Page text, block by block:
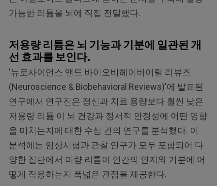
가능한 리튬을 뇌에 직접 전달했다.
저용량 리튬은 뇌 기능과 기분에 일관된 개
선 효과를 보인다.
'뉴로사이언스 앤드 바이오비헤이비어럴 리뷰즈
(Neuroscience & Biobehavioral Reviews)'에 발표된
연구에서 연구진은 정신과 치료 용량보다 훨씬 낮은
저용량 리튬 이 뇌 건강과 정서적 안정성에 어떤 영향
을 미치는지에 대한 수십 건의 연구를 분석했다. 이
분석에는 임상시험과 관찰 연구가 모두 포함되어 다
양한 집단에서 미량 리튬이 인간의 인지와 기분에 어
떻게 작용하는지 폭넓은 관점을 제공한다.